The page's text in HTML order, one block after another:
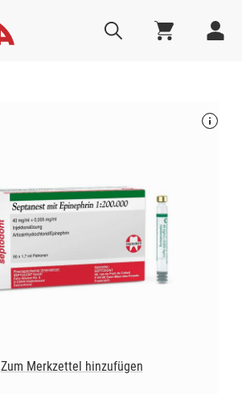
Zum Merkzettel hinzufügen